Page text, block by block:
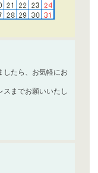
したら、お気軽にお
スまでお願いいたし